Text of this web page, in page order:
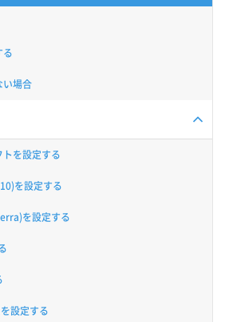
る
い場合
を設定する
を設定する
を設定する
設定する